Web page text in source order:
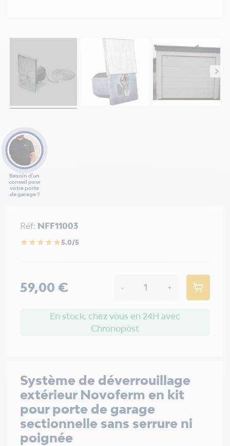
Besoin d'un
conseil pour
votre porte
de garage ?
Système de déverrouillage
extérieur Novoferm en kit
pour porte de garage
sectionnelle sans serrure ni
poignée
Réf: NFF11003
star star star star star5.0/5
59,00 € - +
En stock, chez vous en 24H avec
Chronopost